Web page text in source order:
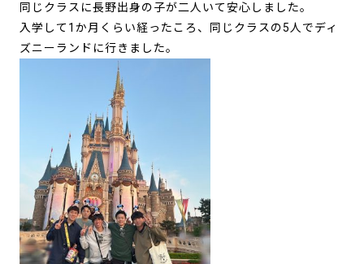
同じクラスに長野出身の子が二人いて安心しました。
入学して1か月くらい経ったころ、同じクラスの5人でディ
ズニーランドに行きました。